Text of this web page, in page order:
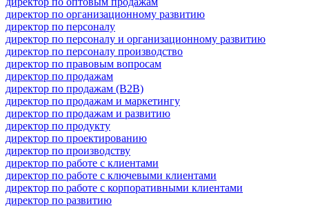
директор по организационному развитию
директор по персоналу
директор по персоналу и организационному развитию
директор по персоналу производство
директор по правовым вопросам
директор по продажам
директор по продажам (B2B)
директор по продажам и маркетингу
директор по продажам и развитию
директор по продукту
директор по проектированию
директор по производству
директор по работе с клиентами
директор по работе с ключевыми клиентами
директор по работе с корпоративными клиентами
директор по развитию